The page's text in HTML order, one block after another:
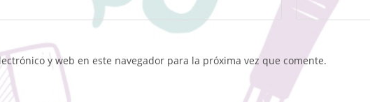
y web en este navegador para la próxima vez que comente.